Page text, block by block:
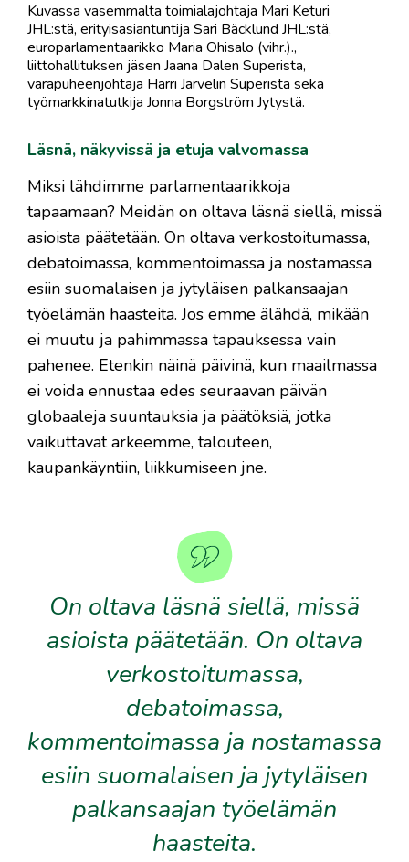
Kuvassa vasemmalta toimialajohtaja Mari Keturi
JHL:stä, erityisasiantuntija Sari Bäcklund JHL:stä,
europarlamentaarikko Maria Ohisalo (vihr.).,
liittohallituksen jäsen Jaana Dalen Superista,
varapuheenjohtaja Harri Järvelin Superista sekä
työmarkkinatutkija Jonna Borgström Jytystä.
Läsnä, näkyvissä ja etuja valvomassa
Miksi lähdimme parlamentaarikkoja
tapaamaan? Meidän on oltava läsnä siellä, missä
asioista päätetään. On oltava verkostoitumassa,
debatoimassa, kommentoimassa ja nostamassa
esiin suomalaisen ja jytyläisen palkansaajan
työelämän haasteita. Jos emme älähdä, mikään
ei muutu ja pahimmassa tapauksessa vain
pahenee. Etenkin näinä päivinä, kun maailmassa
ei voida ennustaa edes seuraavan päivän
globaaleja suuntauksia ja päätöksiä, jotka
vaikuttavat arkeemme, talouteen,
kaupankäyntiin, liikkumiseen jne.
On oltava läsnä siellä, missä
asioista päätetään. On oltava
verkostoitumassa,
debatoimassa,
kommentoimassa ja nostamassa
esiin suomalaisen ja jytyläisen
palkansaajan työelämän
haasteita.